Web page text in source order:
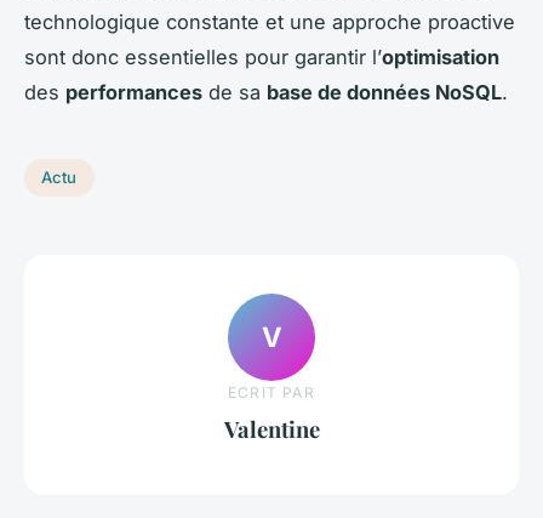
technologique constante et une approche proactive
sont donc essentielles pour garantir l’optimisation
des performances de sa base de données NoSQL.
Actu
V
ECRIT PAR
Valentine